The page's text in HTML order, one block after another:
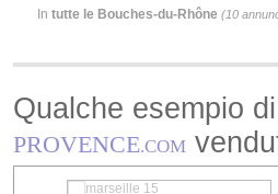
In tutte le Bouches-du-Rhône (10
Qualche esempio
PROVENCE.COM